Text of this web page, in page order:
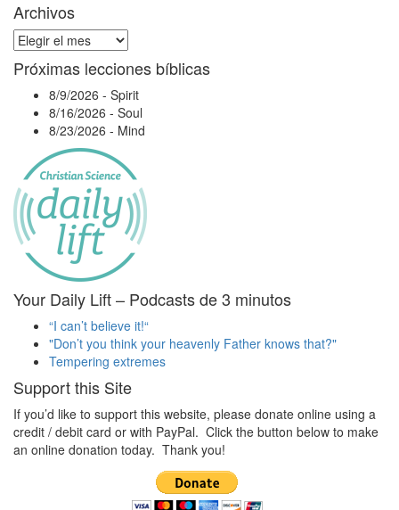
Archivos
Archivos
Próximas lecciones bíblicas
8/9/2026 - Spirit
8/16/2026 - Soul
8/23/2026 - Mind
Your Daily Lift – Podcasts de 3 minutos
“I can’t believe it!“
"Don’t you think your heavenly Father knows that?"
Tempering extremes
Support this Site
If you’d like to support this website, please donate online using a
credit / debit card or with PayPal. Click the button below to make
an online donation today. Thank you!